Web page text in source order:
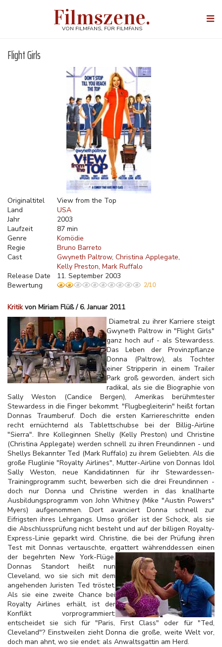
Filmszene.
VON FILMFANS, FÜR FILMFANS
Flight Girls
Originaltitel
View from the Top
Land
USA
Jahr
2003
Laufzeit
87 min
Genre
Komödie
Regie
Bruno Barreto
Cast
Gwyneth Paltrow Christina Applegate
Kelly Preston Mark Ruffalo
Release Date
11. September 2003
Bewertung
2/10
Kritikvon Miriam Flüß / 6. Januar 2011
Diametral zu ihrer Karriere steigt
Gwyneth Paltrow in "Flight Girls"
ganz hoch auf - als Stewardess.
Das Leben der Provinzpflanze
Donna (Paltrow), als Tochter
einer Stripperin in einem Trailer
Park groß geworden, ändert sich
radikal, als sie die Biographie von
Sally Weston (Candice Bergen), Amerikas berühmtester
Stewardess in die Finger bekommt. "Flugbegleiterin" heißt fortan
Donnas Traumberuf. Doch die ersten Karriereschritte enden
recht ernüchternd als Tablettschubse bei der Billig-Airline
"Sierra". Ihre Kolleginnen Shelly (Kelly Preston) und Christine
(Christina Applegate) werden schnell zu ihren Freundinnen - und
Shellys Bekannter Ted (Mark Ruffalo) zu ihrem Geliebten. Als die
große Fluglinie "Royalty Airlines", Mutter-Airline von Donnas Idol
Sally Weston, neue Kandidatinnen für ihr Stewardessen-
Trainingprogramm sucht, bewerben sich die drei Freundinnen -
doch nur Donna und Christine werden in das knallharte
Ausbildungsprogramm von John Whitney (Mike "Austin Powers"
Myers) aufgenommen. Dort avanciert Donna schnell zur
Eifrigsten ihres Lehrgangs. Umso größer ist der Schock, als sie
die Abschlussprüfung nicht besteht und auf der billigen Royalty-
Express-Linie geparkt wird. Christine, die bei der Prüfung ihren
Test mit Donnas vertauschte, ergattert währenddessen einen
der begehrten New York-Flüge.
Donnas Standort heißt nun
Cleveland, wo sie sich mit dem
angehenden Juristen Ted tröstet.
Als sie eine zweite Chance bei
Royalty Airlines erhält, ist der
Konflikt vorprogrammiert:
entscheidet sie sich für "Paris, First Class" oder für "Ted,
Cleveland"? Einstweilen zieht Donna die große, weite Welt vor,
doch man ahnt, wo sie endet: als Anwaltsgattin am Herd.